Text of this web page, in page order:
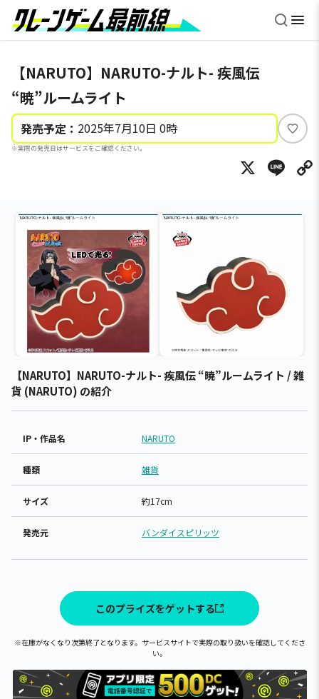
【NARUTO】NARUTO-ナルト- 疾風伝
“暁”ルームライト
発売予定： 2025年7月10日 0時
※実際の発売日はサービスをご確認ください。
い
ね
X
【NARUTO】NARUTO-ナルト- 疾風伝 “暁”ルームライト / 雑
貨 (NARUTO) の紹介
IP・作品名 NARUTO
種類 雑貨
サイズ 約17cm
発売元 バンダイスピリッツ
このプライズをゲットする
※在庫がなくなり次第終了となります。サービスサイトで実際の取り扱いを確認してくださ
い。